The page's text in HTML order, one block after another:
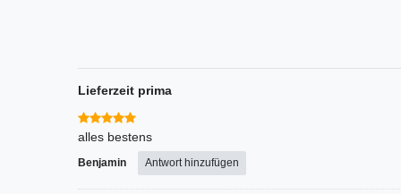
Lieferzeit prima
alles bestens
Benjamin Antwort hinzufügen